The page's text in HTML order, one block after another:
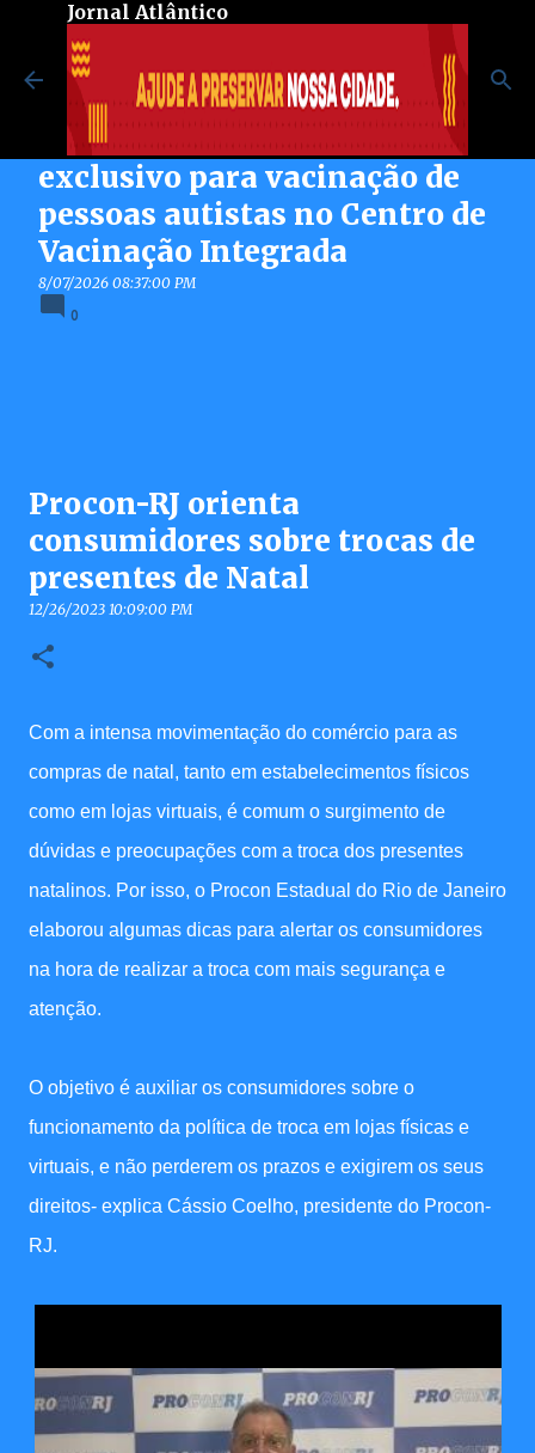
Pular para o conteúdo principal
Jornal Atlântico
Maricá inaugura espaço
exclusivo para vacinação de
pessoas autistas no Centro de
Vacinação Integrada
8/07/2026 08:37:00 PM
0
Procon-RJ orienta
consumidores sobre trocas de
presentes de Natal
12/26/2023 10:09:00 PM
Com a intensa movimentação do comércio para as
compras de natal, tanto em estabelecimentos físicos
como em lojas virtuais, é comum o surgimento de
dúvidas e preocupações com a troca dos presentes
natalinos. Por isso, o Procon Estadual do Rio de Janeiro
elaborou algumas dicas para alertar os consumidores
na hora de realizar a troca com mais segurança e
atenção.
O objetivo é auxiliar os consumidores sobre o
funcionamento da política de troca em lojas físicas e
virtuais, e não perderem os prazos e exigirem os seus
direitos- explica Cássio Coelho, presidente do Procon-
RJ.